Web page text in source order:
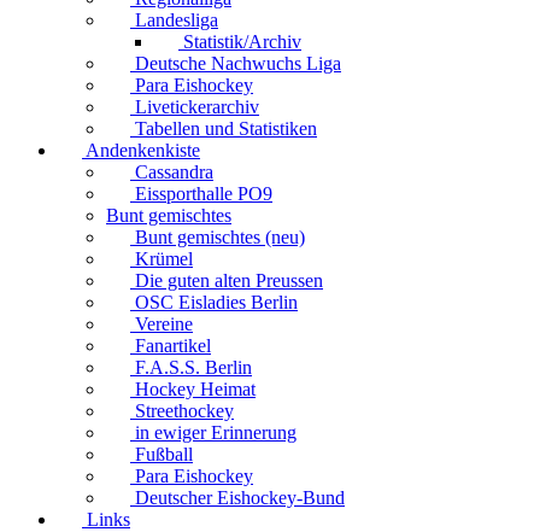
Landesliga
Statistik/Archiv
Deutsche Nachwuchs Liga
Para Eishockey
Livetickerarchiv
Tabellen und Statistiken
Andenkenkiste
Cassandra
Eissporthalle PO9
Bunt gemischtes
Bunt gemischtes (neu)
Krümel
Die guten alten Preussen
OSC Eisladies Berlin
Vereine
Fanartikel
F.A.S.S. Berlin
Hockey Heimat
Streethockey
in ewiger Erinnerung
Fußball
Para Eishockey
Deutscher Eishockey-Bund
Links